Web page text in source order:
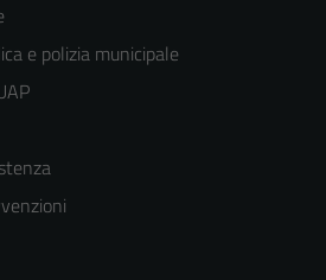
e polizia municipale